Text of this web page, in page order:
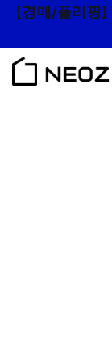
Skip
content
[경매/플리핑]